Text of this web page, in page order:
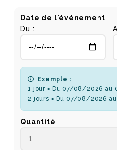
Date de l'événement
Du :
Exemple :
1 jour = Du 07/08/2026 au
2 jours = Du 07/08/2026
Quantité